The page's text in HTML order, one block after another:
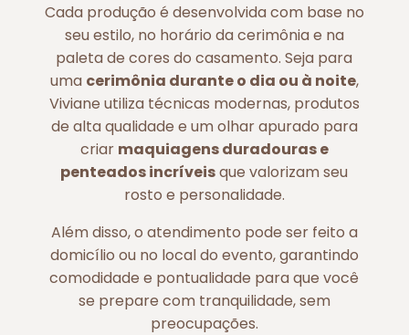
Cada produção é desenvolvida com base no
seu estilo, no horário da cerimônia e na
paleta de cores do casamento. Seja para
uma cerimônia durante o dia ou à noite,
Viviane utiliza técnicas modernas, produtos
de alta qualidade e um olhar apurado para
criar maquiagens duradouras e
penteados incríveisque valorizam seu
rosto e personalidade.
Além disso, o atendimento pode ser feito a
domicílio ou no local do evento, garantindo
comodidade e pontualidade para que você
se prepare com tranquilidade, sem
preocupações.